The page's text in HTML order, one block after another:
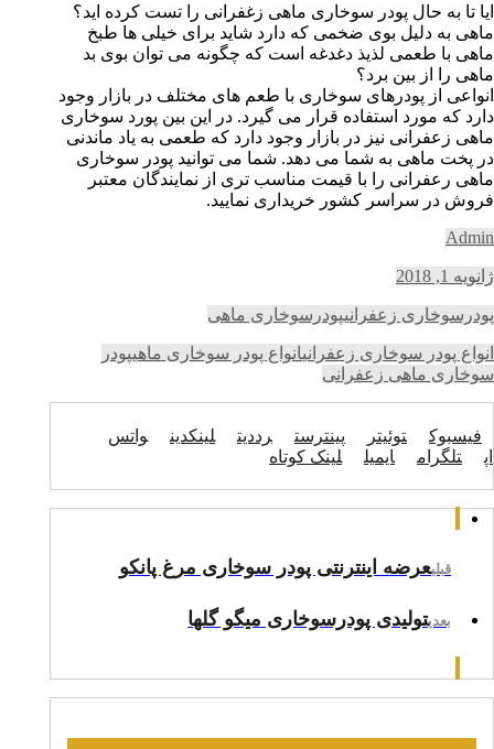
ایا تا به حال پودر سوخاری ماهی زغفرانی را تست کرده اید؟
ماهی به دلیل بوی ضخمی که دارد شاید برای خیلی ها طبخ
ماهی با طعمی لذیذ دغدغه است که چگونه می توان بوی بد
ماهی را از بین برد؟
انواعی از پودرهای سوخاری با طعم های مختلف در بازار وجود
دارد که مورد استفاده قرار می گیرد. در این بین پورد سوخاری
ماهی زعفرانی نیز در بازار وجود دارد که طعمی به یاد ماندنی
در پخت ماهی به شما می دهد. شما می توانید پودر سوخاری
ماهی رعفرانی را با قیمت مناسب تری از نمایندگان معتبر
فروش در سراسر کشور خریداری نمایید.
Admin
ژانویه 1, 2018
پودرسوخاری زعفرانیپودرسوخاری ماهی
انواع پودر سوخاری زعفرانیانواع پودر سوخاری ماهیپودر
سوخاری ماهی زعفرانی
فیسبوک توئیتر پینترست رددیت لینکدین
واتس
اپ
تلگرام ایمیل لینک کوتاه
قبلیعرضه اینترنتی پودر سوخاری مرغ پانکو
بعدیتولیدی پودرسوخاری میگو گلها